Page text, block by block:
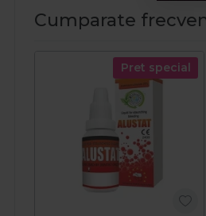
Cumparate
Pret special